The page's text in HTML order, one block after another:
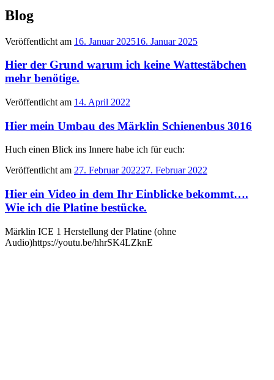
Blog
Veröffentlicht am 16. Januar 202516. Januar 2025
Hier der Grund warum ich keine Wattestäbchen
mehr benötige.
Veröffentlicht am 14. April 2022
Hier mein Umbau des Märklin Schienenbus 3016
Huch einen Blick ins Innere habe ich für euch:
Veröffentlicht am 27. Februar 202227. Februar 2022
Hier ein Video in dem Ihr Einblicke bekommt….
Wie ich die Platine bestücke.
Märklin ICE 1 Herstellung der Platine (ohne
Audio)https://youtu.be/hhrSK4LZknE